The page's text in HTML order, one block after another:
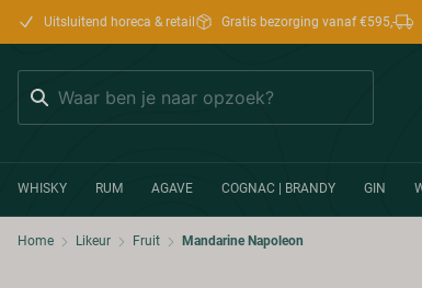
Uitsluitend horeca & retail Gratis bezorging vanaf €595,-
WHISKY RUM AGAVE COGNAC | BRANDY GIN
Home Likeur Fruit Mandarine Napoleon